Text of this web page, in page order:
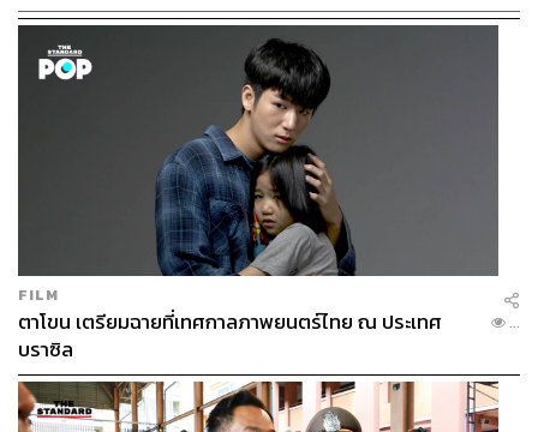
FILM
ตาโขน เตรียมฉายที่เทศกาลภาพยนตร์ไทย ณ ประเทศ
บราซิล
...